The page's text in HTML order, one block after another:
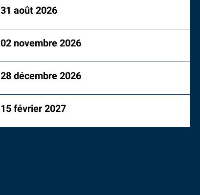
31 août 2026
02 novembre 2026
28 décembre 2026
15 février 2027